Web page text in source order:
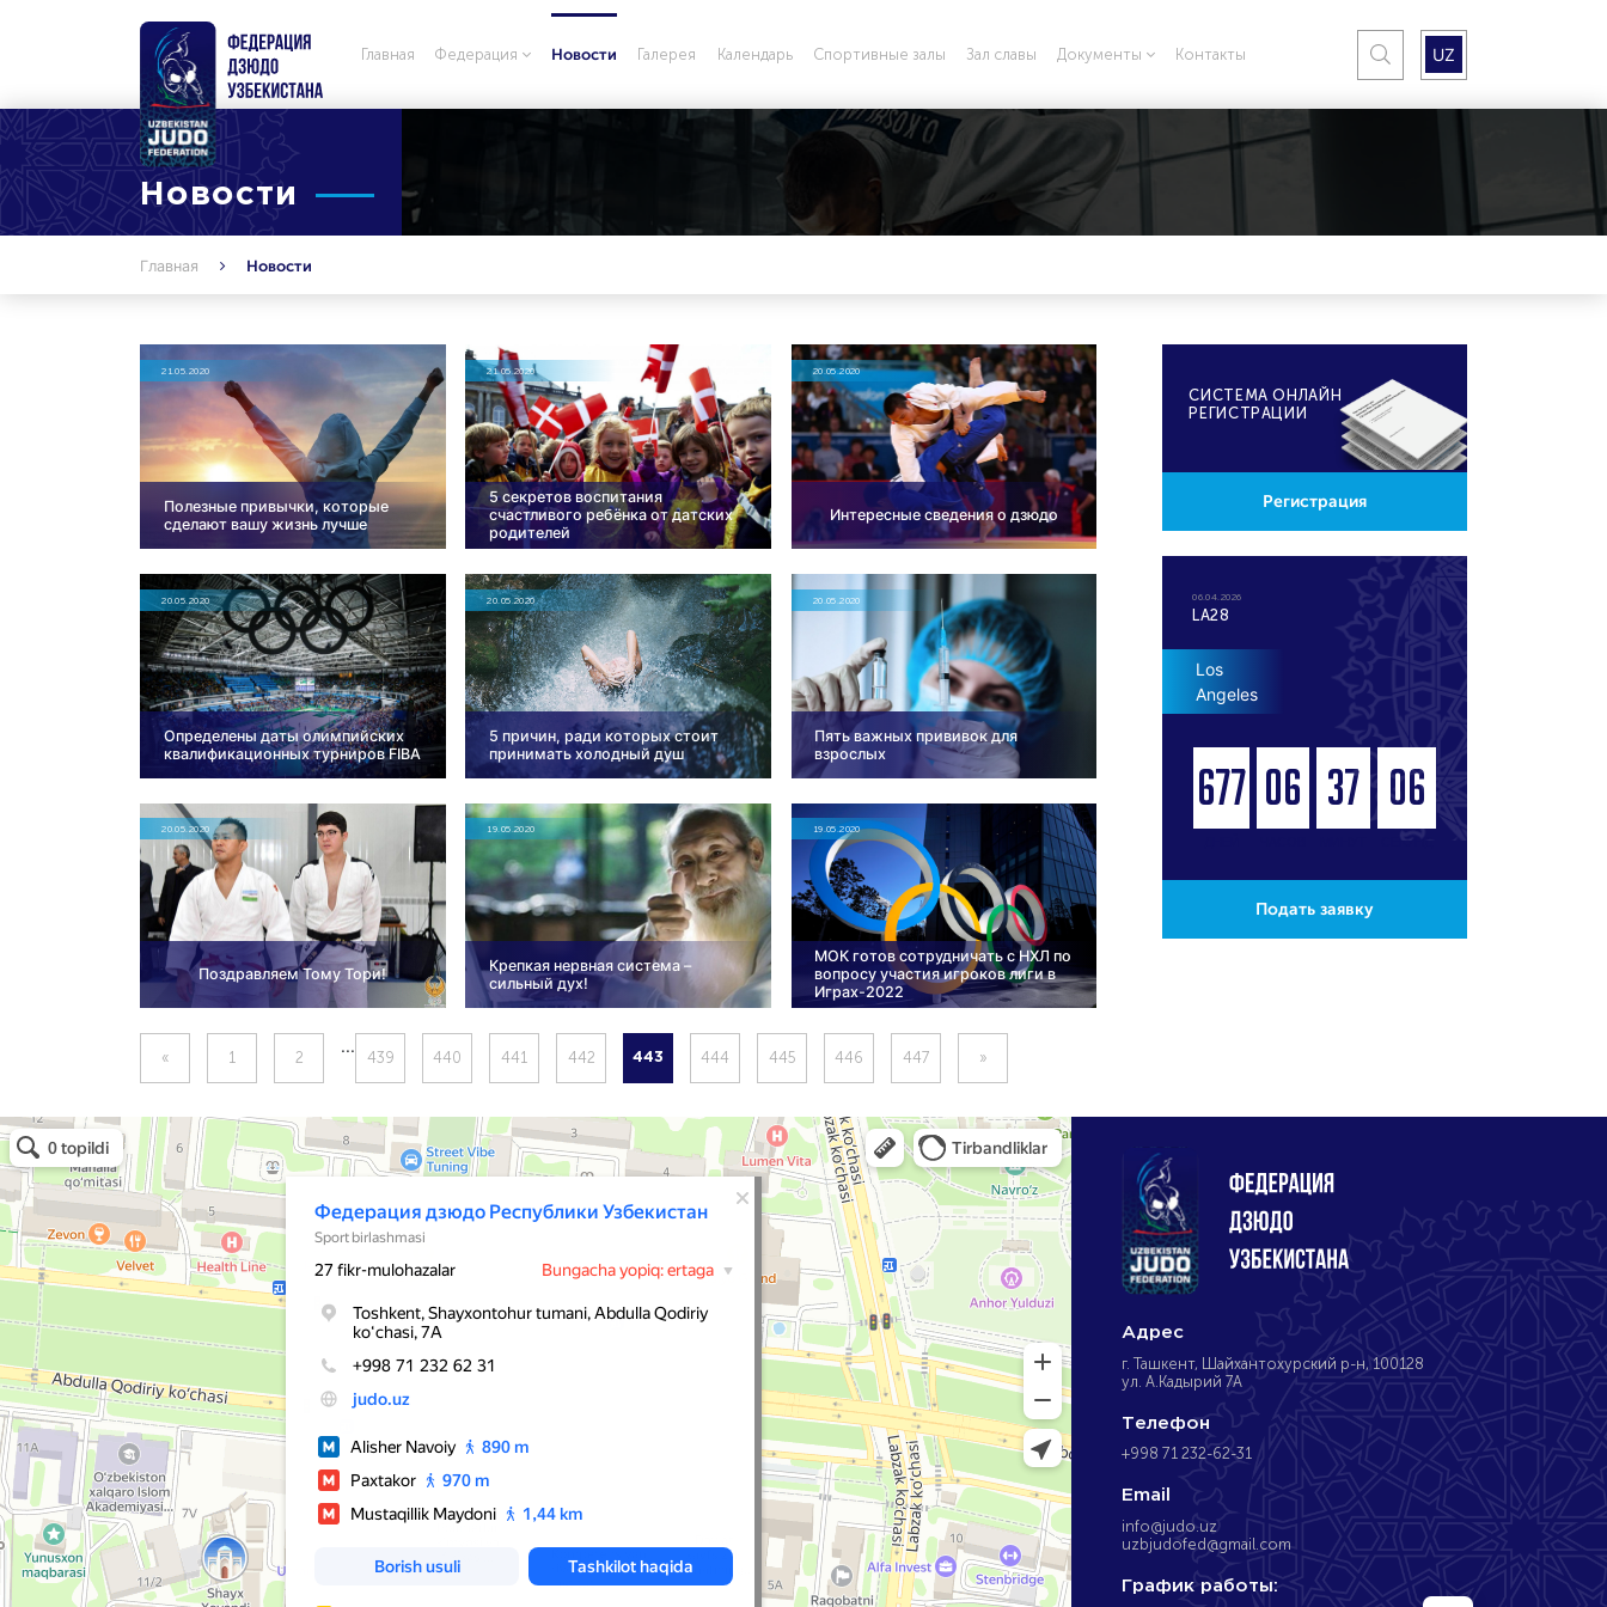
Главная Федерация Новости Галерея Календарь Спортивные залы Зал славы Документы Контакты UZ
Новости
Главная Новости
21.05.2020
Полезные привычки, которые
сделают вашу жизнь лучше
21.05.2020
5 секретов воспитания
счастливого ребёнка от датских
родителей
20.05.2020
Интересные сведения о дзюдо
20.05.2020
Определены даты олимпийских
квалификационных турниров FIBA
20.05.2020
5 причин, ради которых стоит
принимать холодный душ
20.05.2020
Пять важных прививок для
взрослых
20.05.2020
Поздравляем Тому Тори!
19.05.2020
Крепкая нервная система –
сильный дух!
19.05.2020
МОК готов сотрудничать с НХЛ по
вопросу участия игроков лиги в
Играх-2022
CИСТЕМА ОНЛАЙН
РЕГИСТРАЦИИ
Регистрация
06.04.2026
LA28
Los
Angeles
677 06 37 06
СЕКУНД
Подать заявку
« 1 2
...
439 440 441 442 443 444 445 446 447 »
Адрес
г. Ташкент, Шайхантохурский р-н, 100128
ул. А.Кадырий 7А
Телефон
+998 71 232-62-31
Email
info@judo.uz
uzbjudofed@gmail.com
График работы: